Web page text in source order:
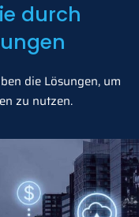
durch
die Lösungen, um
zu nutzen.